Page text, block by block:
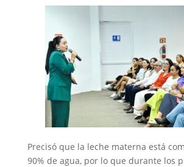
Precisó que la leche materna está
90% de agua, por lo que durante los